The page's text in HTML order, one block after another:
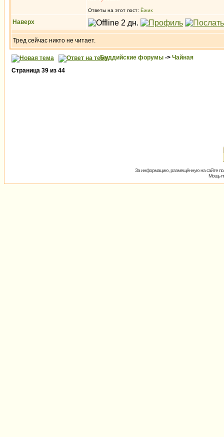
Ответы на этот пост: Ёжик
Наверх
Тред сейчас никто не читает.
Буддийские форумы -> Чайная
Страница 39 из 44
За информацию, размещённую на сайте
Мощь